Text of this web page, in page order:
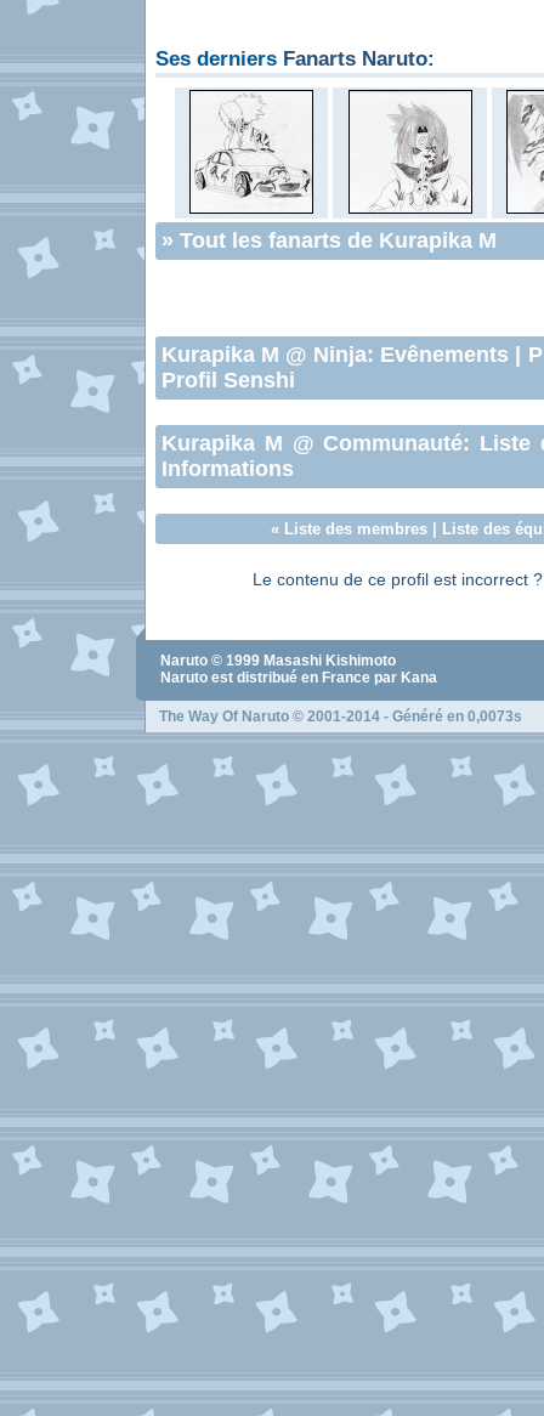
Ses derniers Fanarts Naruto:
» Tout les fanarts de Kurapika M
Kurapika M @ Ninja: Evênements
Profil Senshi
Kurapika M @ Communauté: Liste
Informations
« Liste des membres| Liste des
Le contenu de ce profil est incorrect
Naruto © 1999 Masashi Kishimoto
Naruto est distribué en France par Kana
The Way Of Naruto © 2001-2014 - Généré en 0,0073s